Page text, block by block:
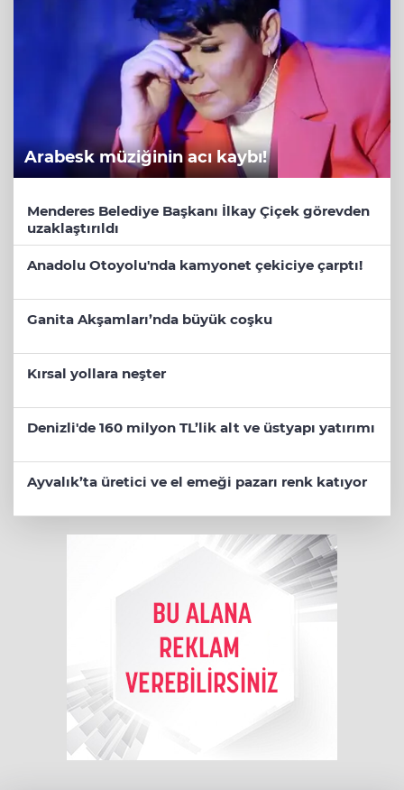
Arabesk müziğinin acı kaybı!
Menderes Belediye Başkanı İlkay Çiçek görevden
uzaklaştırıldı
Anadolu Otoyolu'nda kamyonet çekiciye çarptı!
Ganita Akşamları’nda büyük coşku
Kırsal yollara neşter
Denizli'de 160 milyon TL’lik alt ve üstyapı yatırımı
Ayvalık’ta üretici ve el emeği pazarı renk katıyor